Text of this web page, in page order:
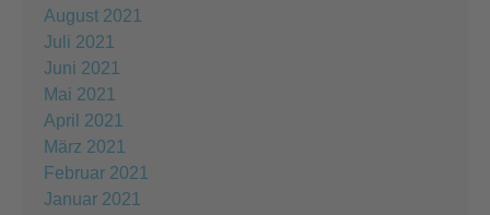
August 2021
Juli 2021
Juni 2021
Mai 2021
April 2021
März 2021
Februar 2021
Januar 2021